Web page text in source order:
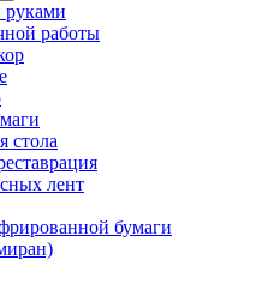
руками
работы
стола
лент
бумаги